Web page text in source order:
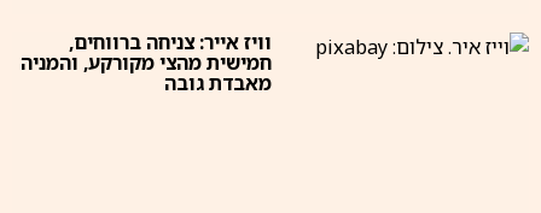
וויז אייר: צניחה ברווחים,
חמישית מהצי מקורקע, והמניה
מאבדת גובה